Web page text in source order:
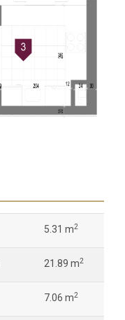
5.31 m2
21.89 m2
7.06 m2